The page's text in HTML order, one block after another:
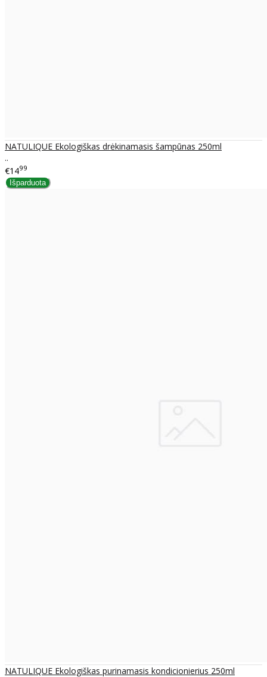
NATULIQUE Ekologiškas drėkinamasis šampūnas 250ml
..
€1499
NATULIQUE Ekologiškas purinamasis kondicionierius 250ml